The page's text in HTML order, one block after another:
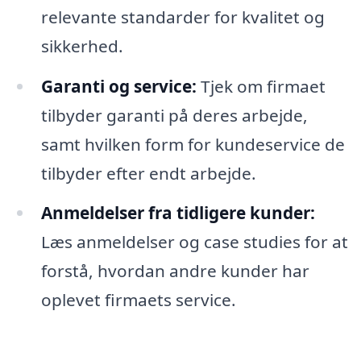
relevante standarder for kvalitet og
sikkerhed.
Garanti og service: Tjek om firmaet
tilbyder garanti på deres arbejde,
samt hvilken form for kundeservice de
tilbyder efter endt arbejde.
Anmeldelser fra tidligere kunder:
Læs anmeldelser og case studies for at
forstå, hvordan andre kunder har
oplevet firmaets service.